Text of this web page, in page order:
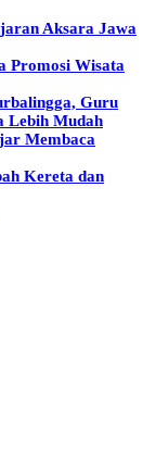
Aksara Jawa
Promosi Wisata
Guru
Lebih Mudah
Membaca
Kereta dan